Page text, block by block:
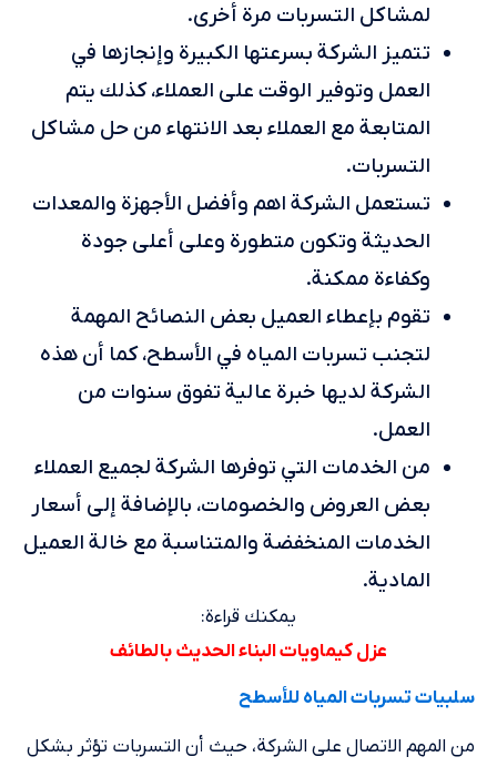
لمشاكل التسربات مرة أخرى.
تتميز الشركة بسرعتها الكبيرة وإنجازها في
العمل وتوفير الوقت على العملاء، كذلك يتم
المتابعة مع العملاء بعد الانتهاء من حل مشاكل
التسربات.
تستعمل الشركة اهم وأفضل الأجهزة والمعدات
الحديثة وتكون متطورة وعلى أعلى جودة
وكفاءة ممكنة.
تقوم بإعطاء العميل بعض النصائح المهمة
لتجنب تسربات المياه في الأسطح، كما أن هذه
الشركة لديها خبرة عالية تفوق سنوات من
العمل.
من الخدمات التي توفرها الشركة لجميع العملاء
بعض العروض والخصومات، بالإضافة إلى أسعار
الخدمات المنخفضة والمتناسبة مع خالة العميل
المادية.
يمكنك قراءة:
عزل كيماويات البناء الحديث بالطائف
سلبيات تسربات المياه للأسطح
من المهم الاتصال على الشركة، حيث أن التسربات تؤثر بشكل